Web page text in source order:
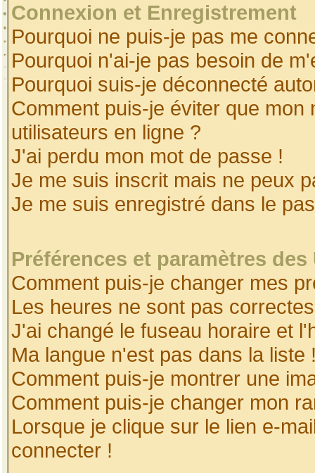
Connexion et Enregistrement
Pourquoi ne puis-je pas me
Pourquoi n'ai-je pas besoin de
Pourquoi suis-je déconnecté
Comment puis-je éviter que
utilisateurs en ligne ?
J'ai perdu mon mot de passe !
Je me suis inscrit mais ne peux
Je me suis enregistré dans le
Préférences et paramètres
Comment puis-je changer mes
Les heures ne sont pas
J'ai changé le fuseau horaire et
Ma langue n'est pas dans la liste
Comment puis-je montrer une
Comment puis-je changer mon
Lorsque je clique sur le lien e-
connecter !